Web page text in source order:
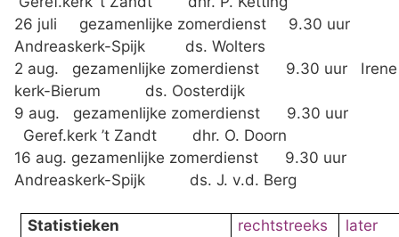
26 juli gezamenlijke zomerdienst 9.30 uur
Andreaskerk-Spijk ds. Wolters
2 aug. gezamenlijke zomerdienst 9.30 uur Irene
kerk-Bierum ds. Oosterdijk
9 aug. gezamenlijke zomerdienst 9.30 uur
Geref.kerk ’t Zandt dhr. O. Doorn
16 aug. gezamenlijke zomerdienst 9.30 uur
Andreaskerk-Spijk ds. J. v.d. Berg
Statistieken
rechtstreeks
later